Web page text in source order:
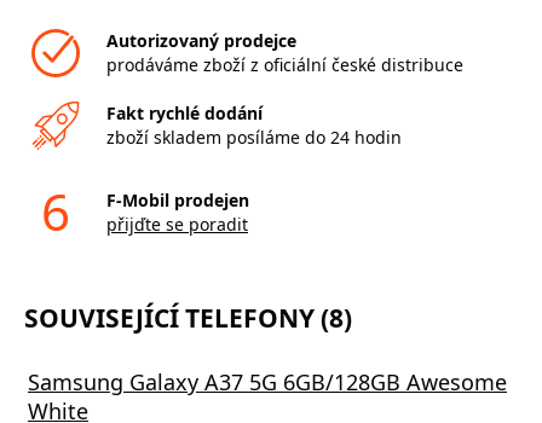
Autorizovaný prodejce
prodáváme zboží z oficiální české distribuce
Fakt rychlé dodání
zboží skladem posíláme do 24 hodin
6
F-Mobil prodejen
přijďte se poradit
SOUVISEJÍCÍ TELEFONY (8)
Samsung Galaxy A37 5G 6GB/128GB Awesome
White